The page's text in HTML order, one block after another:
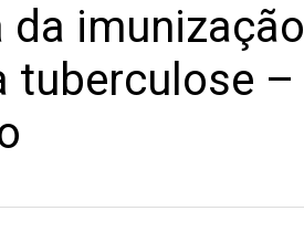
imunização
tuberculose –